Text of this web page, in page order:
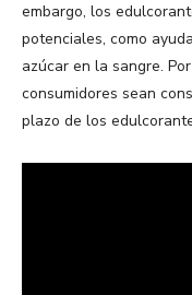
embargo, los
potenciales, como
azúcar en la sangre.
consumidores sean
plazo de los